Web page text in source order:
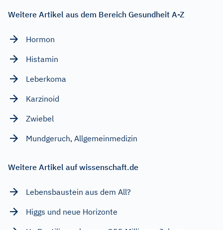
Weitere Artikel aus dem Bereich Gesundheit A-Z
Hormon
Histamin
Leberkoma
Karzinoid
Zwiebel
Mundgeruch, Allgemeinmedizin
Weitere Artikel auf wissenschaft.de
Lebensbaustein aus dem All?
Higgs und neue Horizonte